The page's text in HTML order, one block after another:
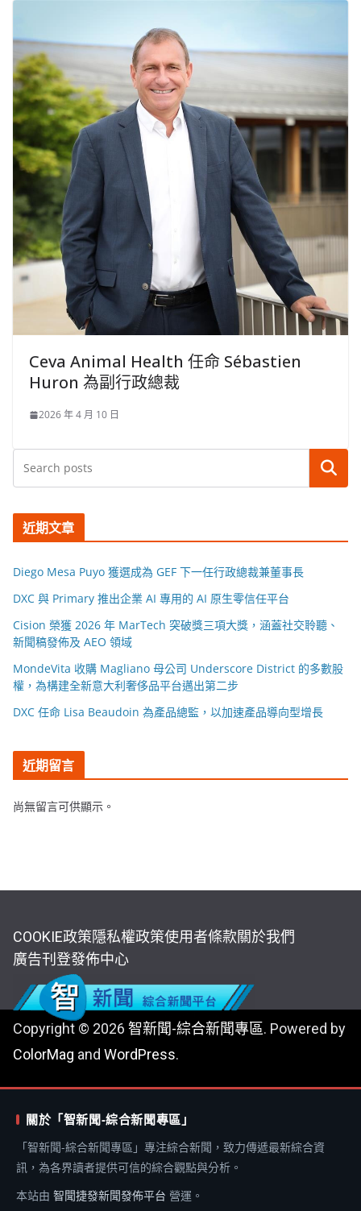
Ceva Animal Health 任命 Sébastien
Huron 為副行政總裁
2026 年 4 月 10 日
搜尋
近期文章
Diego Mesa Puyo 獲選成為 GEF 下一任行政總裁兼董事長
DXC 與 Primary 推出企業 AI 專用的 AI 原生零信任平台
Cision 榮獲 2026 年 MarTech 突破獎三項大獎，涵蓋社交聆聽、
新聞稿發佈及 AEO 領域
MondeVita 收購 Magliano 母公司 Underscore District 的多數股
權，為構建全新意大利奢侈品平台邁出第二步
DXC 任命 Lisa Beaudoin 為產品總監，以加速產品導向型增長
近期留言
尚無留言可供顯示。
COOKIE政策隱私權政策使用者條款關於我們
廣告刊登發佈中心
Copyright © 2026 智新聞-綜合新聞專區. Powered by
ColorMag and WordPress.
關於「智新聞-綜合新聞專區」
「智新聞-綜合新聞專區」專注綜合新聞，致力傳遞最新綜合資
訊，為各界讀者提供可信的綜合觀點與分析。
本站由 智聞捷發新聞發佈平台 營運。